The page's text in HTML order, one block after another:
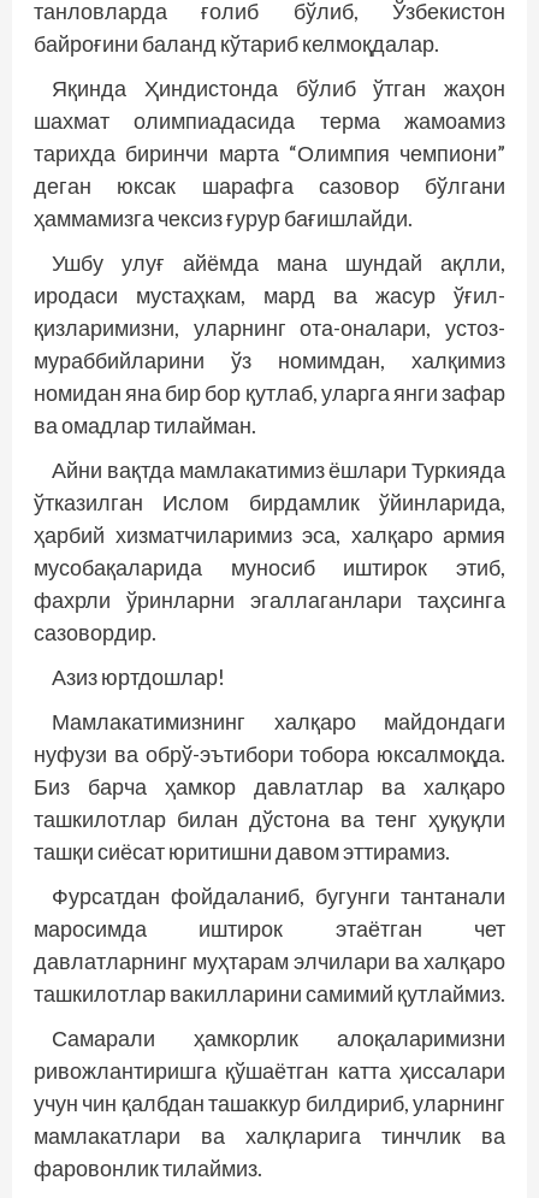
танловларда ғолиб бўлиб, Ўзбекистон
байроғини баланд кўтариб келмоқдалар.
Яқинда Ҳиндистонда бўлиб ўтган жаҳон
шахмат олимпиадасида терма жамоамиз
тарихда биринчи марта “Олимпия чемпиони”
деган юксак шарафга сазовор бўлгани
ҳаммамизга чексиз ғурур бағишлайди.
Ушбу улуғ айёмда мана шундай ақлли,
иродаси мустаҳкам, мард ва жасур ўғил-
қизларимизни, уларнинг ота-оналари, устоз-
мураббийларини ўз номимдан, халқимиз
номидан яна бир бор қутлаб, уларга янги зафар
ва омадлар тилайман.
Айни вақтда мамлакатимиз ёшлари Туркияда
ўтказилган Ислом бирдамлик ўйинларида,
ҳарбий хизматчиларимиз эса, халқаро армия
мусобақаларида муносиб иштирок этиб,
фахрли ўринларни эгаллаганлари таҳсинга
сазовордир.
Азиз юртдошлар!
Мамлакатимизнинг халқаро майдондаги
нуфузи ва обрў-эътибори тобора юксалмоқда.
Биз барча ҳамкор давлатлар ва халқаро
ташкилотлар билан дўстона ва тенг ҳуқуқли
ташқи сиёсат юритишни давом эттирамиз.
Фурсатдан фойдаланиб, бугунги тантанали
маросимда иштирок этаётган чет
давлатларнинг муҳтарам элчилари ва халқаро
ташкилотлар вакилларини самимий қутлаймиз.
Самарали ҳамкорлик алоқаларимизни
ривожлантиришга қўшаётган катта ҳиссалари
учун чин қалбдан ташаккур билдириб, уларнинг
мамлакатлари ва халқларига тинчлик ва
фаровонлик тилаймиз.